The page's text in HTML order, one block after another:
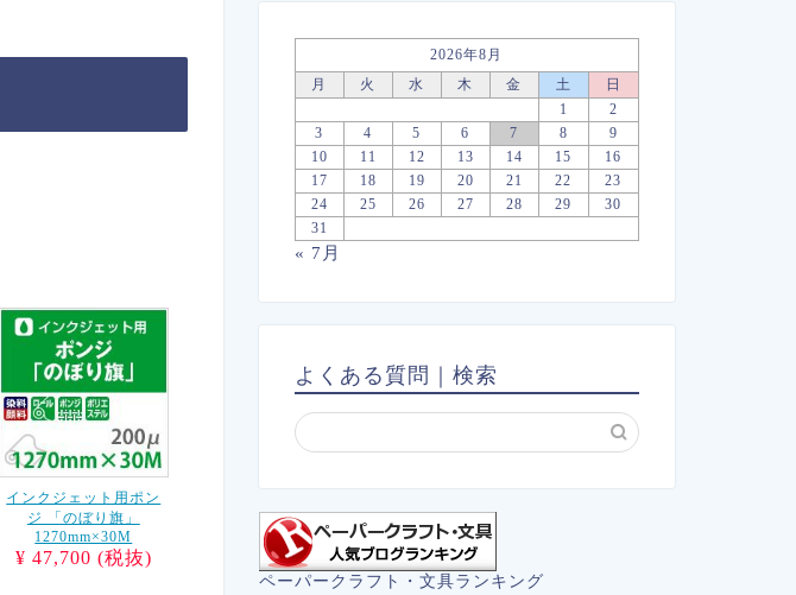
インクジェット用ポン
ジ 「のぼり旗」
1270mm×30M
¥ 47,700 (税抜)
2026年8月
月
火 水 木 金 土
日
1
2
3
4 5 6 7 8
9
10
11 12 13 14 15
16
17
18 19 20 21 22
23
24
25 26 27 28 29
30
31
« 7月
よくある質問｜検索
ペーパークラフト・文具ランキング